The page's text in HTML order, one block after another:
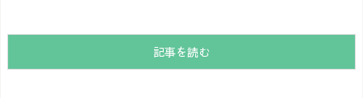
記事を読む